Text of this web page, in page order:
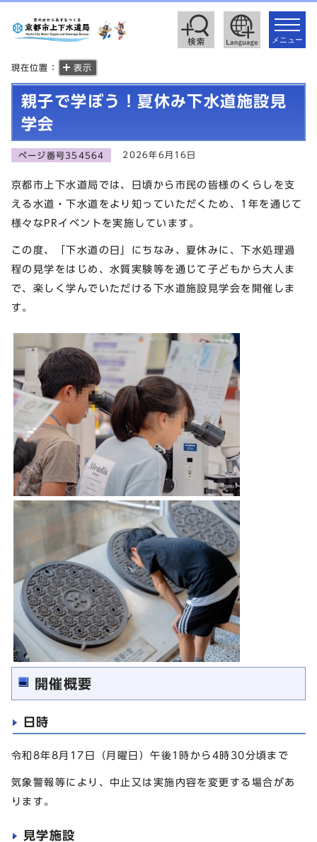
toggle
メニュー
現在位置： 表示
親子で学ぼう！夏休み下水道施設見
学会
ページ番号354564 2026年6月16日
京都市上下水道局では、日頃から市民の皆様のくらしを支
える水道・下水道をより知っていただくため、1年を通じて
様々なPRイベントを実施しています。
この度、「下水道の日」にちなみ、夏休みに、下水処理過
程の見学をはじめ、水質実験等を通じて子どもから大人ま
で、楽しく学んでいただける下水道施設見学会を開催しま
す。
開催概要
日時
令和8年8月17日（月曜日）午後1時から4時30分頃まで
気象警報等により、中止又は実施内容を変更する場合があ
ります。
見学施設